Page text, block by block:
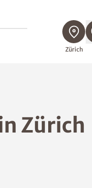
Zürich
Zürich